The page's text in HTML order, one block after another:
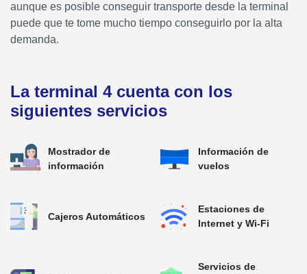
aunque es posible conseguir transporte desde la terminal
puede que te tome mucho tiempo conseguirlo por la alta
demanda.
La terminal 4 cuenta con los
siguientes servicios
Mostrador de
información
Información de
vuelos
Cajeros Automáticos
Estaciones de
Internet y Wi-Fi
Servicios de